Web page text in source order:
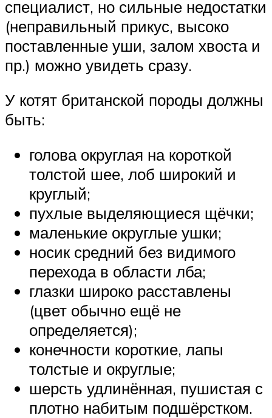
специалист, но сильные недостатки
(неправильный прикус, высоко
поставленные уши, залом хвоста и
пр.) можно увидеть сразу.
У котят британской породы должны
быть:
голова округлая на короткой
толстой шее, лоб широкий и
круглый;
пухлые выделяющиеся щёчки;
маленькие округлые ушки;
носик средний без видимого
перехода в области лба;
глазки широко расставлены
(цвет обычно ещё не
определяется);
конечности короткие, лапы
толстые и округлые;
шерсть удлинённая, пушистая с
плотно набитым подшёрстком.